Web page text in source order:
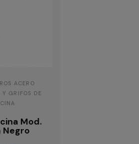
ACERO
Y GRIFOS DE
Mod.
Negro